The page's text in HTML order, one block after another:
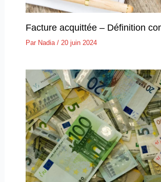
Facture acquittée – Définition
Par Nadia / 20 juin 2024